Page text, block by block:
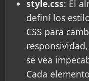
style.css: El
definí los
CSS para
se vea
Cada